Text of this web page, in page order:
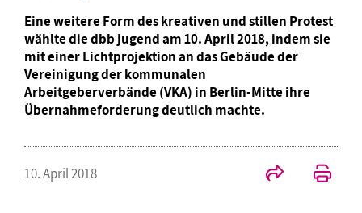
Eine weitere Form des kreativen und stillen Protest
wählte die dbb jugend am 10. April 2018, indem sie
mit einer Lichtprojektion an das Gebäude der
Vereinigung der kommunalen
Arbeitgeberverbände (VKA) in Berlin-Mitte ihre
Übernahmeforderung deutlich machte.
10. April 2018